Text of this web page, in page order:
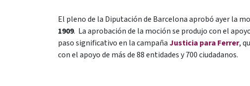
El pleno de la Diputación de Barcelona aprobó ayer la
1909. La aprobación de la moción se produjo con el
paso significativo en la campaña Justicia para Ferrer,
con el apoyo de más de 88 entidades y 700 ciudadanos.